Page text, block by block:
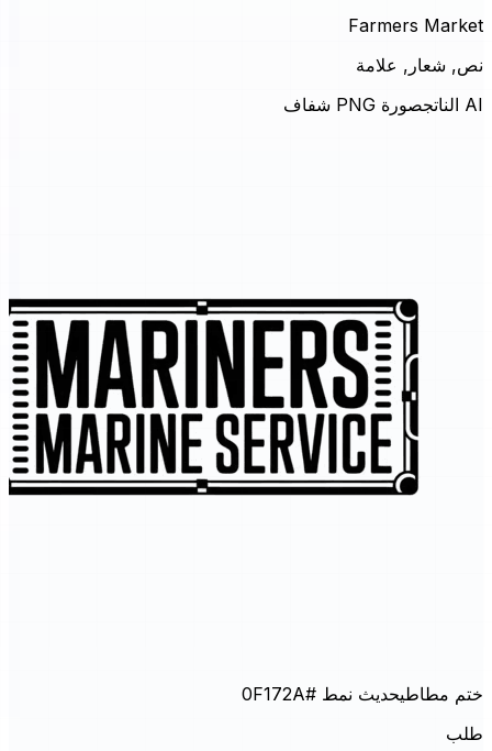
Farmers Market
نص, شعار, علامة
AI الناتج
صورة PNG شفاف
ختم مطاطيحديث نمط #0F172A
طلب